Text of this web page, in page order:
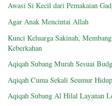
Awasi Si Kecil dari Pemakaian
Agar Anak Mencintai Allah
Kunci Keluarga Sakinah,
Keberkahan
Aqiqah Subang Murah Sesuai
Aqiqah Cuma Sekali Seumur
Aqiqah Subang Al Hilal Layanan